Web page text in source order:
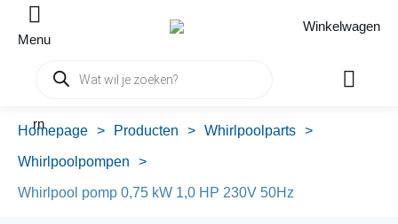
Menu
Winkelwagen
Producten
zoeken
rn
Homepage > Producten > Whirlpoolparts >
Whirlpoolpompen >
Whirlpool pomp 0,75 kW 1,0 HP 230V 50Hz